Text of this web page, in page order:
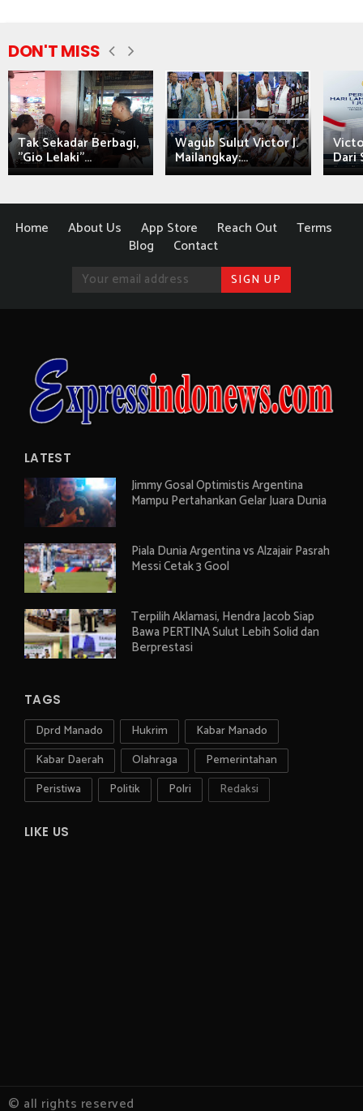
DON'T MISS
Tak Sekadar Berbagi,
"Gio Lelaki"...
Wagub Sulut Victor J.
Mailangkay:... Dari
Home About Us App Store Reach Out
Terms
Blog
Contact
LATEST
Jimmy Gosal Optimistis Argentina
Mampu Pertahankan Gelar Juara Dunia
Piala Dunia Argentina vs Alzajair Pasrah
Messi Cetak 3 Gool
Terpilih Aklamasi, Hendra Jacob Siap
Bawa PERTINA Sulut Lebih Solid dan
Berprestasi
TAGS
Dprd Manado Hukrim
Kabar Manado
Kabar Daerah
Olahraga
Pemerintahan
Peristiwa
Politik Polri Redaksi
LIKE US
© all rights reserved